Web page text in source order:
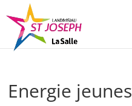
Energie jeunes